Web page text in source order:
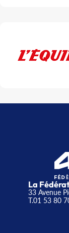
La
33 Avenue
T.01 53 80